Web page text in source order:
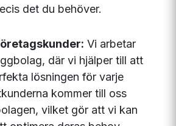
det du behöver.
Vi arbetar
där vi hjälper till att
lösningen för varje
kommer till oss
vilket gör att vi kan